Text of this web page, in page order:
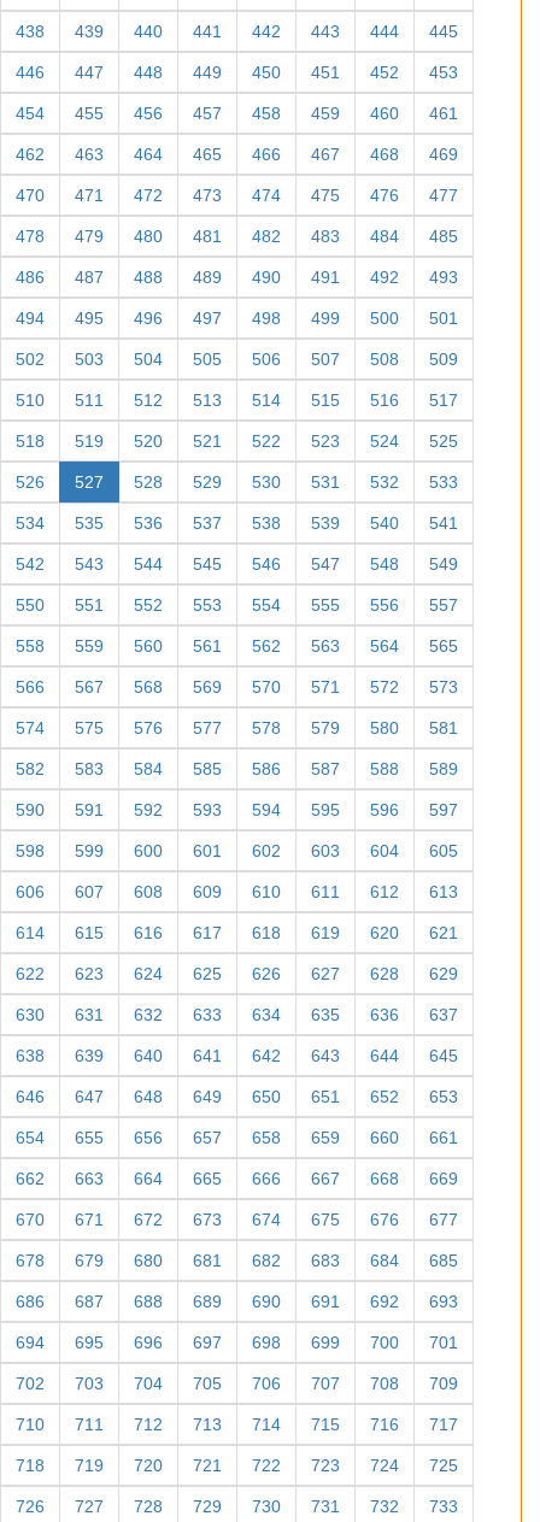
438 439 440 441 442 443 444 445
446 447 448 449 450 451 452 453
454 455 456 457 458 459 460 461
462 463 464 465 466 467 468 469
470 471 472 473 474 475 476 477
478 479 480 481 482 483 484 485
486 487 488 489 490 491 492 493
494 495 496 497 498 499 500 501
502 503 504 505 506 507 508 509
510 511 512 513 514 515 516 517
518 519 520 521 522 523 524 525
526 527 528 529 530 531 532 533
534 535 536 537 538 539 540 541
542 543 544 545 546 547 548 549
550 551 552 553 554 555 556 557
558 559 560 561 562 563 564 565
566 567 568 569 570 571 572 573
574 575 576 577 578 579 580 581
582 583 584 585 586 587 588 589
590 591 592 593 594 595 596 597
598 599 600 601 602 603 604 605
606 607 608 609 610 611 612 613
614 615 616 617 618 619 620 621
622 623 624 625 626 627 628 629
630 631 632 633 634 635 636 637
638 639 640 641 642 643 644 645
646 647 648 649 650 651 652 653
654 655 656 657 658 659 660 661
662 663 664 665 666 667 668 669
670 671 672 673 674 675 676 677
678 679 680 681 682 683 684 685
686 687 688 689 690 691 692 693
694 695 696 697 698 699 700 701
702 703 704 705 706 707 708 709
710 711 712 713 714 715 716 717
718 719 720 721 722 723 724 725
726 727 728 729 730 731 732 733